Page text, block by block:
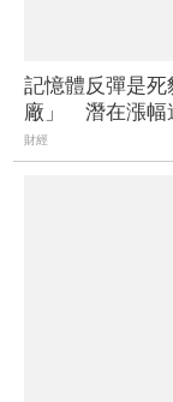
記憶體反彈是
廠」 潛在漲幅
財經